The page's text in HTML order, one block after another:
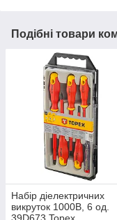
Подібні товари
Набір діелектричних
викруток 1000В, 6 од.